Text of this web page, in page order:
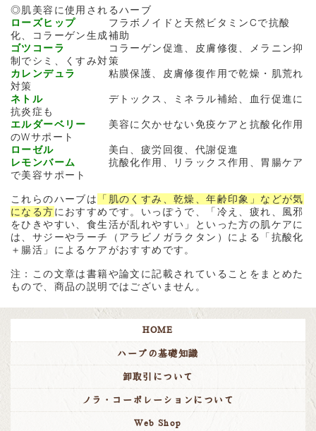
◎肌美容に使用されるハーブ
ローズヒップ フラボノイドと天然ビタミンCで抗酸
化、コラーゲン生成補助
ゴツコーラ
コラーゲン促進、皮膚修復、メラニン抑
制でシミ、くすみ対策
カレンデュラ
粘膜保護、皮膚修復作用で乾燥・肌荒れ
対策
ネトル デトックス、ミネラル補給、血行促進に
抗炎症も
エルダーベリー
美容に欠かせない免疫ケアと抗酸化作用
のWサポート
ローゼル 美白、疲労回復、代謝促進
レモンバーム
抗酸化作用、リラックス作用、胃腸ケア
で美容サポート
これらのハーブは
「肌のくすみ、乾燥、年齢印象」などが気
になる方におすすめです。いっぽうで、「冷え、疲れ、風邪
をひきやすい、食生活が乱れやすい」といった方の肌ケアに
は、サジーやラーチ（アラビノガラクタン）による「抗酸化
＋腸活」によるケアがおすすめです。
注：この文章は書籍や論文に記載されていることをまとめた
もので、商品の説明ではございません。
HOME
ハーブの基礎知識
卸取引について
ノラ・コーポレーションについて
Web Shop